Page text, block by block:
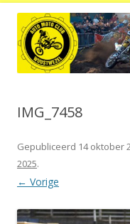
IMG_7458
Gepubliceerd 14 oktober
2025.
← Vorige